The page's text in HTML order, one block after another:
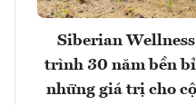
Siberian
trình 30 năm bền
những giá trị cho